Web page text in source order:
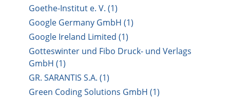
Goethe-Institut e. V. (1)
Google Germany GmbH (1)
Google Ireland Limited (1)
Gotteswinter und Fibo Druck- und Verlags
GmbH (1)
GR. SARANTIS S.A. (1)
Green Coding Solutions GmbH (1)